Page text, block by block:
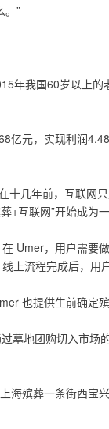
。”
我国60岁以上的
元，实现利润
几年前，互联
+互联网”开始成为一
Umer，用户需
流程完成后，用
也提供生前确定
地团购切入市
海殡葬一条街西